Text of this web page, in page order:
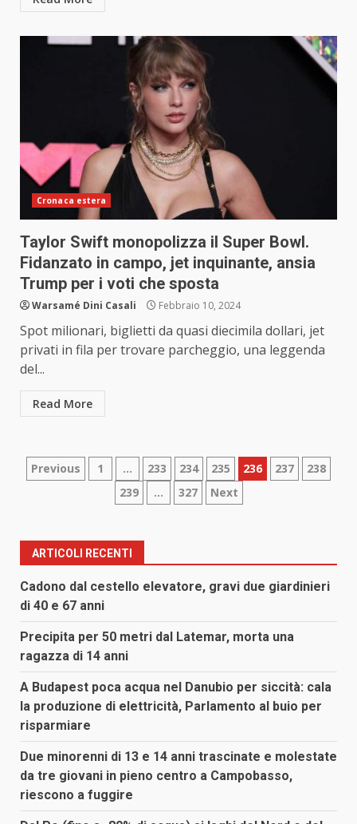
Cronaca estera
Taylor Swift monopolizza il Super Bowl.
Fidanzato in campo, jet inquinante, ansia
Trump per i voti che sposta
Warsamé Dini Casali Febbraio 10, 2024
Spot milionari, biglietti da quasi diecimila dollari, jet
privati in fila per trovare parcheggio, una leggenda
del...
Read More
Paginazione
articoli
Previous 1 … 233 234 235 236 237
238
239
… 327 Next
ARTICOLI RECENTI
Cadono dal cestello elevatore, gravi due giardinieri
di 40 e 67 anni
Precipita per 50 metri dal Latemar, morta una
ragazza di 14 anni
A Budapest poca acqua nel Danubio per siccità: cala
la produzione di elettricità, Parlamento al buio per
risparmiare
Due minorenni di 13 e 14 anni trascinate e molestate
da tre giovani in pieno centro a Campobasso,
riescono a fuggire